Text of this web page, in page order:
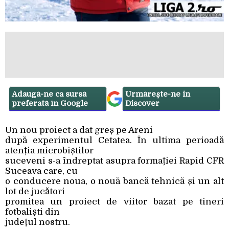
Adaugă-ne ca sursă
preferată în Google
Urmărește-ne in
Discover
Un nou proiect a dat greș pe Areni
după experimentul Cetatea. În ultima perioadă
atenția microbiștilor
suceveni s-a îndreptat asupra formației Rapid CFR
Suceava care, cu
o conducere noua, o nouă bancă tehnică și un alt
lot de jucători
promitea un proiect de viitor bazat pe tineri
fotbaliști din
județul nostru.